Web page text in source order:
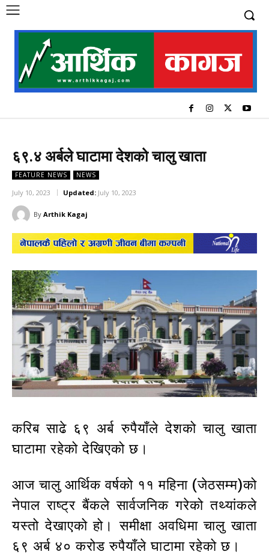
६९.४ अर्बले घाटामा देशको चालु खाता
FEATURE NEWS NEWS
July 10, 2023 Updated: July 10, 2023
By Arthik Kagaj
करिब साढे ६९ अर्ब रुपैयाँले देशको चालु खाता
घाटामा रहेको देखिएको छ।
आज चालु आर्थिक वर्षको ११ महिना (जेठसम्म)को
नेपाल राष्ट्र बैंकले सार्वजनिक गरेको तथ्यांकले
यस्तो देखाएको हो। समीक्षा अवधिमा चालु खाता
६९ अर्ब ४० करोड रुपैयाँले घाटामा रहेको छ।